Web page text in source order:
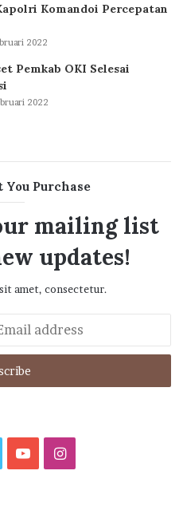
Komandoi Percepatan
2022
Pemkab OKI Selesai
2022
Purchase
mailing list
updates!
amet, consectetur.
YouTubeInstagram